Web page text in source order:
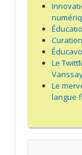
Le
Le
langue